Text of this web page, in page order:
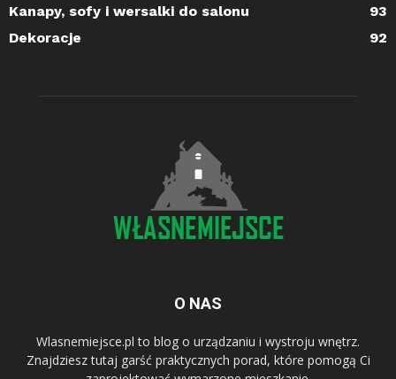
Kanapy, sofy i wersalki do salonu
93
Dekoracje
92
O NAS
Wlasnemiejsce.pl to blog o urządzaniu i wystroju wnętrz.
Znajdziesz tutaj garść praktycznych porad, które pomogą Ci